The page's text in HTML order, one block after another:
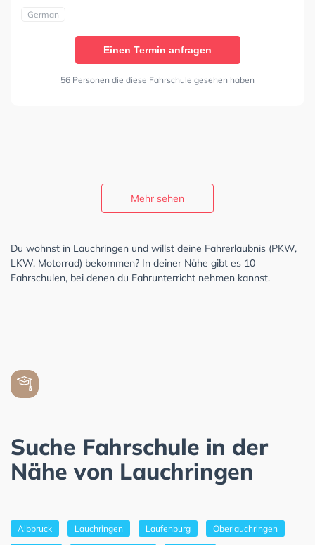
German
Einen Termin anfragen
56 Personen die diese Fahrschule gesehen haben
Mehr sehen
Du wohnst in Lauchringen und willst deine Fahrerlaubnis (PKW,
LKW, Motorrad) bekommen? In deiner Nähe gibt es 10
Fahrschulen, bei denen du Fahrunterricht nehmen kannst.
Suche Fahrschule in der
Nähe von Lauchringen
Albbruck Lauchringen Laufenburg Oberlauchringen